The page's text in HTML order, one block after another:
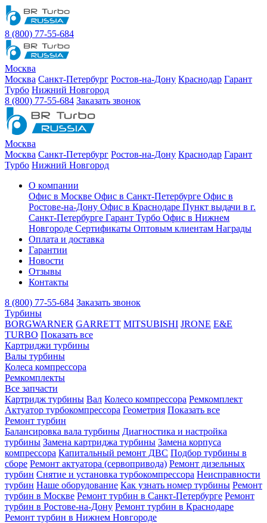
8 (800) 77-55-684
Москва
Москва Санкт-Петербург Ростов-на-Дону Краснодар Гарант
Турбо Нижний Новгород
8 (800) 77-55-684 Заказать звонок
Москва
Москва Санкт-Петербург Ростов-на-Дону Краснодар Гарант
Турбо Нижний Новгород
О компании
Офис в Москве Офис в Санкт-Петербурге Офис в
Ростове-на-Дону Офис в Краснодаре Пункт выдачи в г.
Санкт-Петербурге Гарант Турбо Офис в Нижнем
Новгороде Сертификаты Оптовым клиентам Награды
Оплата и доставка
Гарантии
Новости
Отзывы
Контакты
8 (800) 77-55-684 Заказать звонок
Турбины
BORGWARNER GARRETT MITSUBISHI JRONE E&E
TURBO Показать все
Картриджи турбины
Валы турбины
Колеса компрессора
Ремкомплекты
Все запчасти
Картридж турбины Вал Колесо компрессора Ремкомплект
Актуатор турбокомпрессора Геометрия Показать все
Ремонт турбин
Балансировка вала турбины Диагностика и настройка
турбины Замена картриджа турбины Замена корпуса
компрессора Капитальный ремонт ДВС Подбор турбины в
сборе Ремонт актуатора (сервопривода) Ремонт дизельных
турбин Снятие и установка турбокомпрессора Неисправности
турбин Наше оборудование Как узнать номер турбины Ремонт
турбин в Москве Ремонт турбин в Санкт-Петербурге Ремонт
турбин в Ростове-на-Дону Ремонт турбин в Краснодаре
Ремонт турбин в Нижнем Новгороде